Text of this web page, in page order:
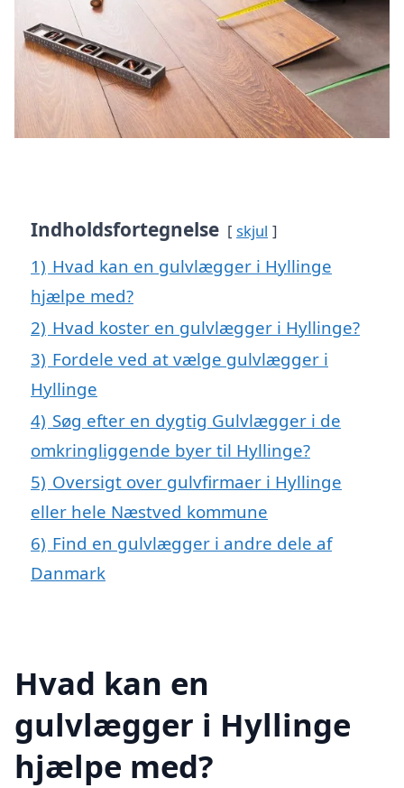
Indholdsfortegnelse skjul
1) Hvad kan en gulvlægger i Hyllinge
hjælpe med?
2) Hvad koster en gulvlægger i Hyllinge?
3) Fordele ved at vælge gulvlægger i
Hyllinge
4) Søg efter en dygtig Gulvlægger i de
omkringliggende byer til Hyllinge?
5) Oversigt over gulvfirmaer i Hyllinge
eller hele Næstved kommune
6) Find en gulvlægger i andre dele af
Danmark
Hvad kan en
gulvlægger i Hyllinge
hjælpe med?